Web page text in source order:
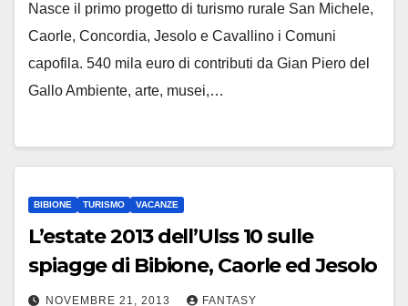
Nasce il primo progetto di turismo rurale San Michele,
Caorle, Concordia, Jesolo e Cavallino i Comuni
capofila. 540 mila euro di contributi da Gian Piero del
Gallo Ambiente, arte, musei,…
BIBIONE TURISMO VACANZE
L’estate 2013 dell’Ulss 10 sulle
spiagge di Bibione, Caorle ed Jesolo
NOVEMBRE 21, 2013 FANTASY